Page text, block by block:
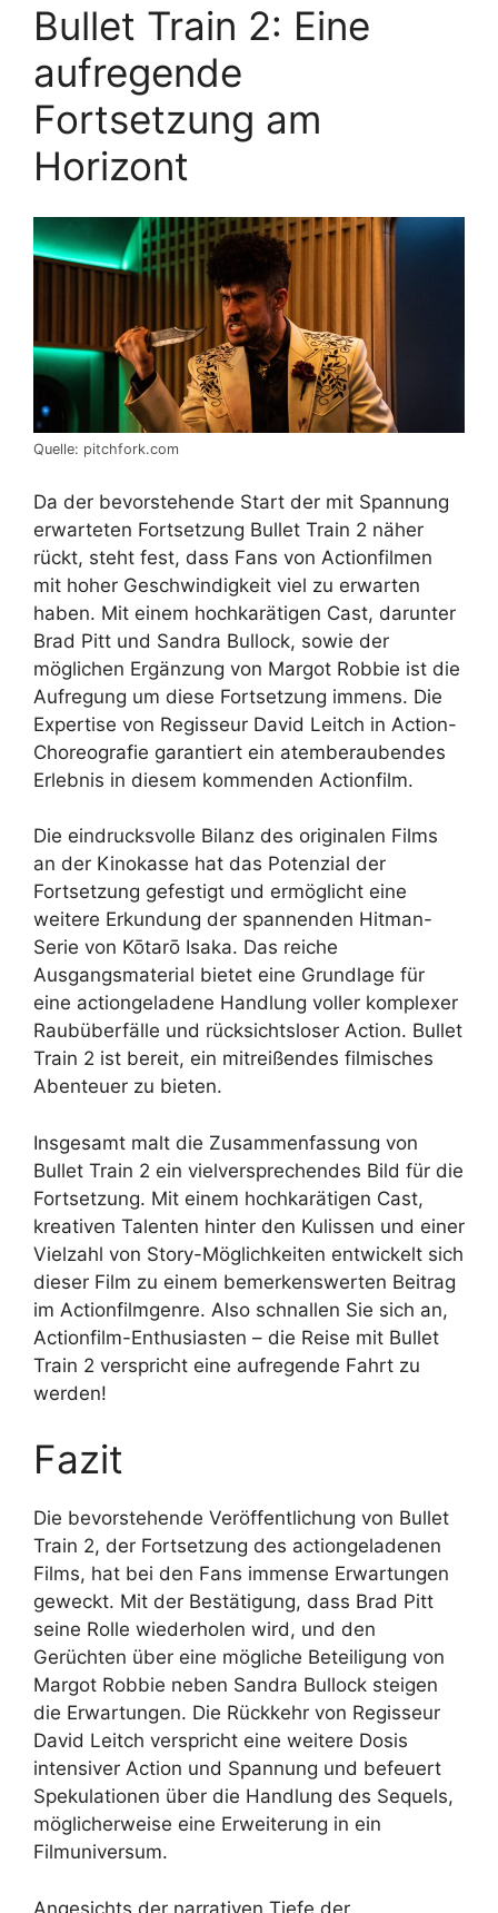
Bullet Train 2: Eine
aufregende
Fortsetzung am
Horizont
Quelle: pitchfork.com
Da der bevorstehende Start der mit Spannung
erwarteten Fortsetzung Bullet Train 2 näher
rückt, steht fest, dass Fans von Actionfilmen
mit hoher Geschwindigkeit viel zu erwarten
haben. Mit einem hochkarätigen Cast, darunter
Brad Pitt und Sandra Bullock, sowie der
möglichen Ergänzung von Margot Robbie ist die
Aufregung um diese Fortsetzung immens. Die
Expertise von Regisseur David Leitch in Action-
Choreografie garantiert ein atemberaubendes
Erlebnis in diesem kommenden Actionfilm.
Die eindrucksvolle Bilanz des originalen Films
an der Kinokasse hat das Potenzial der
Fortsetzung gefestigt und ermöglicht eine
weitere Erkundung der spannenden Hitman-
Serie von Kōtarō Isaka. Das reiche
Ausgangsmaterial bietet eine Grundlage für
eine actiongeladene Handlung voller komplexer
Raubüberfälle und rücksichtsloser Action. Bullet
Train 2 ist bereit, ein mitreißendes filmisches
Abenteuer zu bieten.
Insgesamt malt die Zusammenfassung von
Bullet Train 2 ein vielversprechendes Bild für die
Fortsetzung. Mit einem hochkarätigen Cast,
kreativen Talenten hinter den Kulissen und einer
Vielzahl von Story-Möglichkeiten entwickelt sich
dieser Film zu einem bemerkenswerten Beitrag
im Actionfilmgenre. Also schnallen Sie sich an,
Actionfilm-Enthusiasten – die Reise mit Bullet
Train 2 verspricht eine aufregende Fahrt zu
werden!
Fazit
Die bevorstehende Veröffentlichung von Bullet
Train 2, der Fortsetzung des actiongeladenen
Films, hat bei den Fans immense Erwartungen
geweckt. Mit der Bestätigung, dass Brad Pitt
seine Rolle wiederholen wird, und den
Gerüchten über eine mögliche Beteiligung von
Margot Robbie neben Sandra Bullock steigen
die Erwartungen. Die Rückkehr von Regisseur
David Leitch verspricht eine weitere Dosis
intensiver Action und Spannung und befeuert
Spekulationen über die Handlung des Sequels,
möglicherweise eine Erweiterung in ein
Filmuniversum.
Angesichts der narrativen Tiefe der